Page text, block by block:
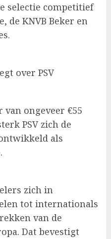
selectie competitief
de KNVB Beker en
over PSV
ongeveer €55
PSV zich de
als
zich in
tot internationals
van de
Dat bevestigt